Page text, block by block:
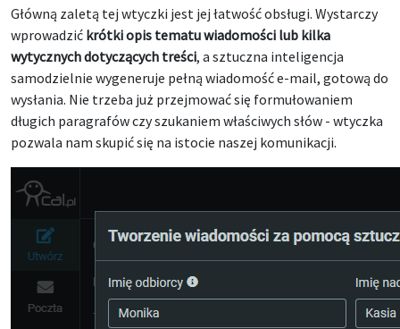
Główną zaletą tej wtyczki jest jej łatwość obsługi. Wystarczy
wprowadzić krótki opis tematu wiadomości lub kilka
wytycznych dotyczących treści, a sztuczna inteligencja
samodzielnie wygeneruje pełną wiadomość e-mail, gotową do
wysłania. Nie trzeba już przejmować się formułowaniem
długich paragrafów czy szukaniem właściwych słów - wtyczka
pozwala nam skupić się na istocie naszej komunikacji.